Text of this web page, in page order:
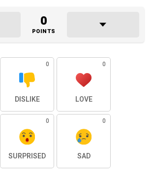
0
POINTS
0
DISLIKE
0
LOVE
0
SURPRISED
0
SAD